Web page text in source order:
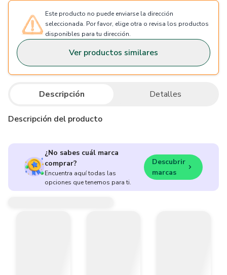
Este producto no puede enviarse la dirección
seleccionada. Por favor, elige otra o revisa los productos
disponibles para tu dirección.
Ver productos similares
Descripción Detalles
Descripción del producto
¿No sabes cuál marca
comprar?
Encuentra aquí todas las
opciones que tenemos para ti.
Descubrir
marcas